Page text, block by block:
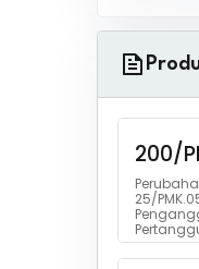
200/
25/